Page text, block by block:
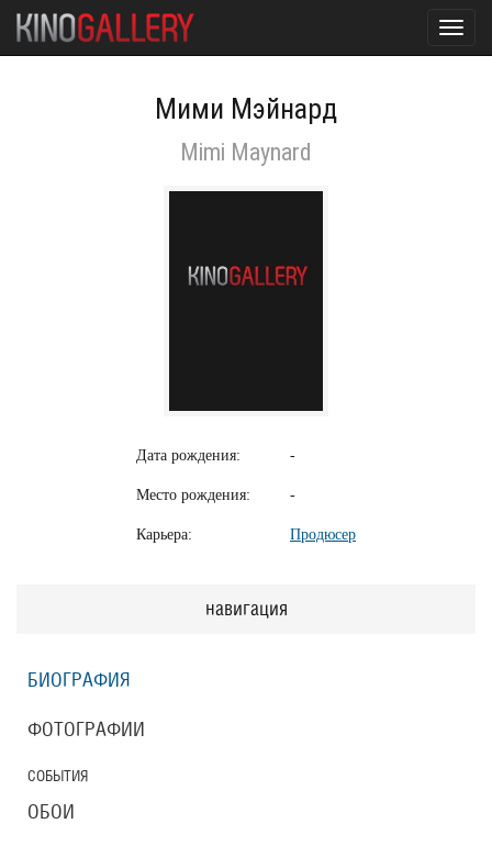
Мими Мэйнард
Mimi Maynard
Дата рождения: -
Место рождения: -
Карьера: Продюсер
навигация
БИОГРАФИЯ
ФОТОГРАФИИ
СОБЫТИЯ
ОБОИ